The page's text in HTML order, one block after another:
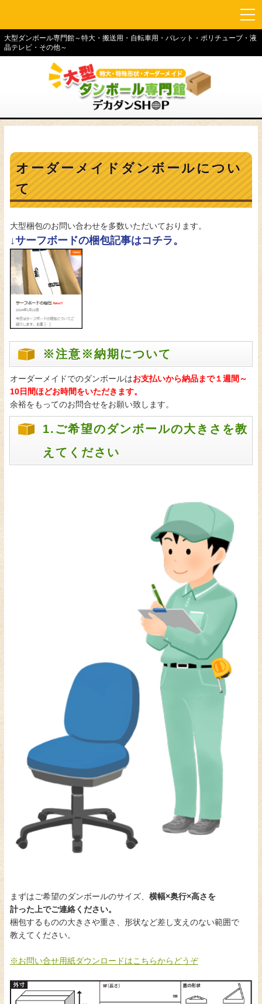
大型ダンボール専門館～特大・搬送用・自転車用・パレット・ポリチューブ・液
晶テレビ・その他～
オーダーメイドダンボールについ
て
大型梱包のお問い合わせを多数いただいております。
↓サーフボードの梱包記事はコチラ。
※注意※納期について
オーダーメイドでのダンボールはお支払いから納品まで１週間～
10日間ほどお時間をいただきます。
余裕をもってのお問合せをお願い致します。
1.ご希望のダンボールの大きさを教
えてください
まずはご希望のダンボールのサイズ、 横幅×奥行×高さを
計った上でご連絡ください。
梱包するものの大きさや重さ、形状など差し支えのない範囲で
教えてください。
※お問い合せ用紙ダウンロードはこちらからどうぞ